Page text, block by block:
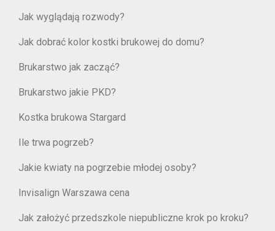
Jak wyglądają rozwody?
Jak dobrać kolor kostki brukowej do domu?
Brukarstwo jak zacząć?
Brukarstwo jakie PKD?
Kostka brukowa Stargard
Ile trwa pogrzeb?
Jakie kwiaty na pogrzebie młodej osoby?
Invisalign Warszawa cena
Jak założyć przedszkole niepubliczne krok po kroku?